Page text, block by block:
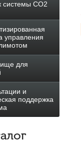
системы СО2
управления
для
и
поддержка